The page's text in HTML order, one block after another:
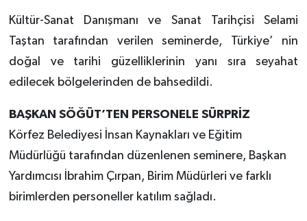
Kültür-Sanat Danışmanı ve Sanat Tarihçisi Selami
Taştan tarafından verilen seminerde, Türkiye’ nin
doğal ve tarihi güzelliklerinin yanı sıra seyahat
edilecek bölgelerinden de bahsedildi.
BAŞKAN SÖĞÜT’TEN PERSONELE SÜRPRİZ
Körfez Belediyesi İnsan Kaynakları ve Eğitim
Müdürlüğü tarafından düzenlenen seminere, Başkan
Yardımcısı İbrahim Çırpan, Birim Müdürleri ve farklı
birimlerden personeller katılım sağladı.